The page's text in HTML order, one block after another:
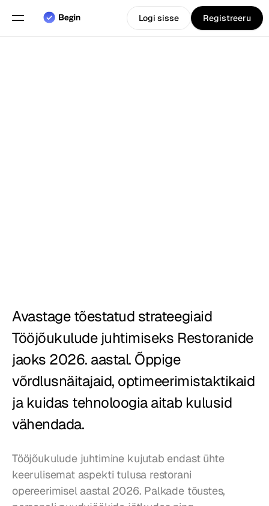
Kõrtsid
Pagariärid
Toitlustus
Hinnad
Logi sisse Registreeru
Avastage tõestatud strateegiaid
Tööjõukulude juhtimiseks Restoranide
jaoks 2026. aastal. Õppige
võrdlusnäitajaid, optimeerimistaktikaid
ja kuidas tehnoloogia aitab kulusid
vähendada.
Tööjõukulude juhtimine kujutab endast ühte
keerulisemat aspekti tulusa restorani
opereerimisel aastal 2026. Palkade tõustes,